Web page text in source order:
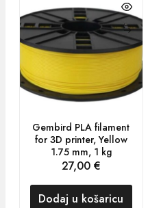
Gembird PLA filament
for 3D printer, Yellow
1.75 mm, 1 kg
27,00 €
Dodaj u košaricu